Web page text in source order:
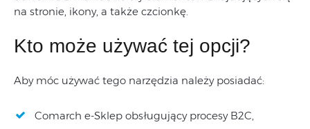
na stronie, ikony, a także czcionkę.
Kto może używać tej opcji?
Aby móc używać tego narzędzia należy posiadać:
Comarch e-Sklep obsługujący procesy B2C,